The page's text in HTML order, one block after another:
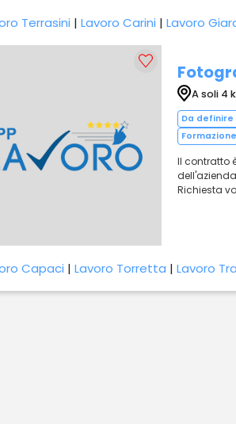
Terrasini | Lavoro Carini | Lavoro
A soli 4
Da
Il contratto
Richiesta
Capaci | Lavoro Torretta | Lavoro